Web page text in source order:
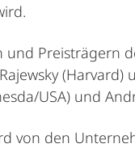
Preisträgern
USA) und
von den